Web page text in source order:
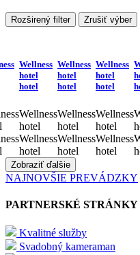
Rozširený filter Zrušiť výber
Wellness
hotel
hotel
Wellness
hotel
Wellness
hotel
Wellness
hotel
hotel
Wellness
hotel
Wellness
hotel
Wellness
hotel
hotel
Wellness
hotel
Wellness
hotel
Zobraziť ďalšie
NAJNOVŠIE PREVÁDZKY
PARTNERSKÉ STRÁNKY
Kvalitné služby
Svadobný kameraman